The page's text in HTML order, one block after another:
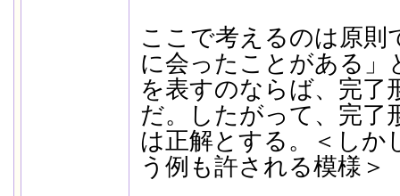
ここで考えるのは原則
に会ったことがある」
を表すのならば、完了
だ。したがって、完了
は正解とする。＜しか
う例も許される模様＞